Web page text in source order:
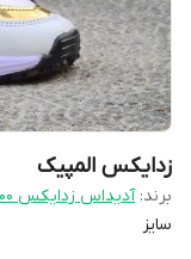
زدایکس المپیک
برند: آدیداس زدایکس 8000
سایز